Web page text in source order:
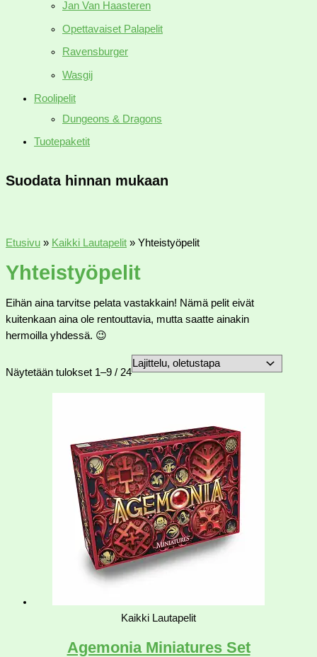
Jan Van Haasteren
Opettavaiset Palapelit
Ravensburger
Wasgij
Roolipelit
Dungeons & Dragons
Tuotepaketit
Suodata hinnan mukaan
Etusivu » Kaikki Lautapelit » Yhteistyöpelit
Yhteistyöpelit
Eihän aina tarvitse pelata vastakkain! Nämä pelit eivät
kuitenkaan aina ole rentouttavia, mutta saatte ainakin
hermoilla yhdessä. 😉
Näytetään tulokset 1–9 / 24
Kaikki Lautapelit
Agemonia Miniatures Set